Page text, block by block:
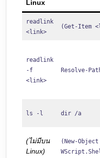
Linux
readlink
<link>
(Get-Item
readlink
-f
<link>
Resolve-
ls -l dir /a
(ไม่มีบน
Linux)
(New-